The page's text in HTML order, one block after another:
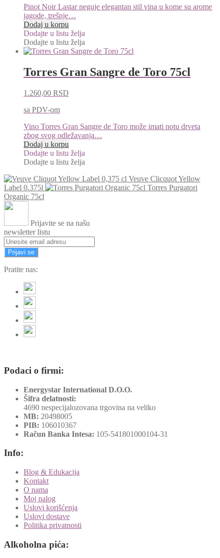
Pinot Noir Lastar neguje elegantan stil vina u kome su arome
jagode, trešnje…
Dodaj u korpu
Dodajte u listu želja
Dodajte u listu želja
Torres Gran Sangre de Toro 75cl
1.260,00 RSD
sa PDV-om
Vino Torres Gran Sangre de Toro može imati notu drveta
zbog svog odležavanja…
Dodaj u korpu
Dodajte u listu želja
Dodajte u listu želja
Veuve Clicquot Yellow
Label 0.375l
Torres Purgatori
Organic 75cl
Prijavite se na našu
newsletter listu
Prijavi se
Pratite nas:
Podaci o firmi:
Energystar International D.O.O.
Šifra delatnosti:
4690 nespecijalozovana trgovina na veliko
MB: 20498005
PIB: 106010367
Račun Banka Intesa: 105-541801000104-31
Info:
Blog & Edukacija
Kontakt
O nama
Moj nalog
Uslovi korišćenja
Uslovi dostave
Politika privatnosti
Alkoholna pića: